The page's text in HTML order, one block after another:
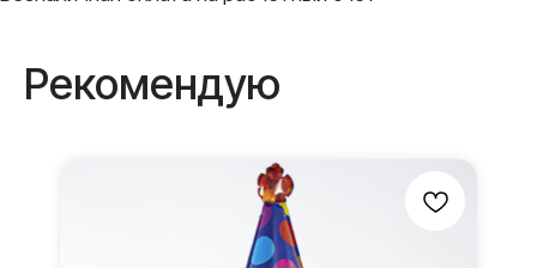
Рекомендую
В ПОДАРОК
получите
Бантики и атласные